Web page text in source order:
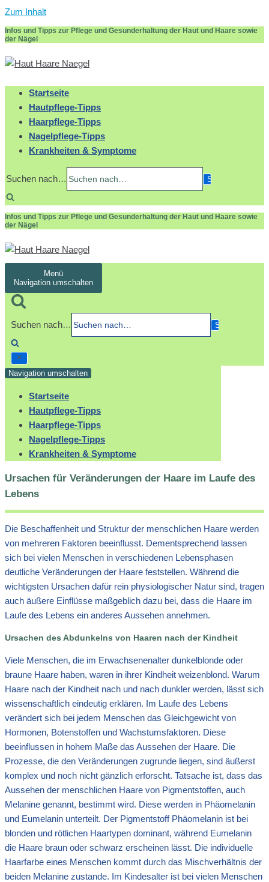
Zum Inhalt
Infos und Tipps zur Pflege und Gesunderhaltung der Haut und Haare sowie
der Nägel
Startseite
Hautpflege-Tipps
Haarpflege-Tipps
Nagelpflege-Tipps
Krankheiten & Symptome
Suchen nach…
Infos und Tipps zur Pflege und Gesunderhaltung der Haut und Haare sowie
der Nägel
Menü
Navigation umschalten
Suchen nach…
Navigation umschalten
Startseite
Hautpflege-Tipps
Haarpflege-Tipps
Nagelpflege-Tipps
Krankheiten & Symptome
Ursachen für Veränderungen der Haare im Laufe des
Lebens
Die Beschaffenheit und Struktur der menschlichen Haare werden
von mehreren Faktoren beeinflusst. Dementsprechend lassen
sich bei vielen Menschen in verschiedenen Lebensphasen
deutliche Veränderungen der Haare feststellen. Während die
wichtigsten Ursachen dafür rein physiologischer Natur sind, tragen
auch äußere Einflüsse maßgeblich dazu bei, dass die Haare im
Laufe des Lebens ein anderes Aussehen annehmen.
Ursachen des Abdunkelns von Haaren nach der Kindheit
Viele Menschen, die im Erwachsenenalter dunkelblonde oder
braune Haare haben, waren in ihrer Kindheit weizenblond. Warum
Haare nach der Kindheit nach und nach dunkler werden, lässt sich
wissenschaftlich eindeutig erklären. Im Laufe des Lebens
verändert sich bei jedem Menschen das Gleichgewicht von
Hormonen, Botenstoffen und Wachstumsfaktoren. Diese
beeinflussen in hohem Maße das Aussehen der Haare. Die
Prozesse, die den Veränderungen zugrunde liegen, sind äußerst
komplex und noch nicht gänzlich erforscht. Tatsache ist, dass das
Aussehen der menschlichen Haare von Pigmentstoffen, auch
Melanine genannt, bestimmt wird. Diese werden in Phäomelanin
und Eumelanin unterteilt. Der Pigmentstoff Phäomelanin ist bei
blonden und rötlichen Haartypen dominant, während Eumelanin
die Haare braun oder schwarz erscheinen lässt. Die individuelle
Haarfarbe eines Menschen kommt durch das Mischverhältnis der
beiden Melanine zustande. Im Kindesalter ist bei vielen Menschen